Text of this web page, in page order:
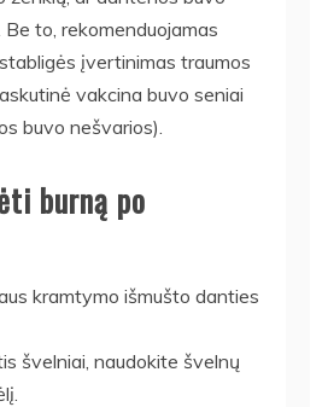
to, rekomenduojamas
įvertinimas traumos
vakcina buvo seniai
buvo nešvarios).
burną po
kramtymo išmušto danties
švelniai, naudokite švelnų